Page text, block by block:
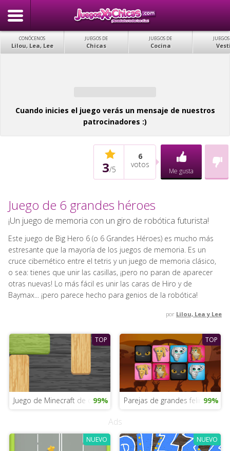
CONÓCENOS
Lilou, Lea, Lee
JUEGOS DE
Chicas
JUEGOS DE
Cocina
Cuando inicies el juego verás un mensaje de nuestros
patrocinadores :)
3/5
6
votos
Me gusta
Juego de 6 grandes héroes
¡Un juego de memoria con un giro de robótica futurista!
Este juego de Big Hero 6 (o 6 Grandes Héroes) es mucho más
estresante que la mayoría de los juegos de memoria. Es un
cruce cibernético entre el tetris y un juego de memoria clásico,
o sea: tienes que unir las casillas, ¡pero no paran de aparecer
otras nuevas! Lo más fácil es unir las caras de Hiro y de
Baymax... ¡pero parece hecho para genios de la robótica!
por Lilou, Lea y Lee
TOP
Juego de Minecraft de chicas
99%
TOP
Parejas de grandes felinos99%
Ads
NUEVO NUEVO